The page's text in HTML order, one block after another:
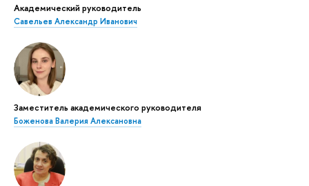
Академический руководитель
Савельев Александр Иванович
Заместитель академического руководителя
Боженова Валерия Алексановна